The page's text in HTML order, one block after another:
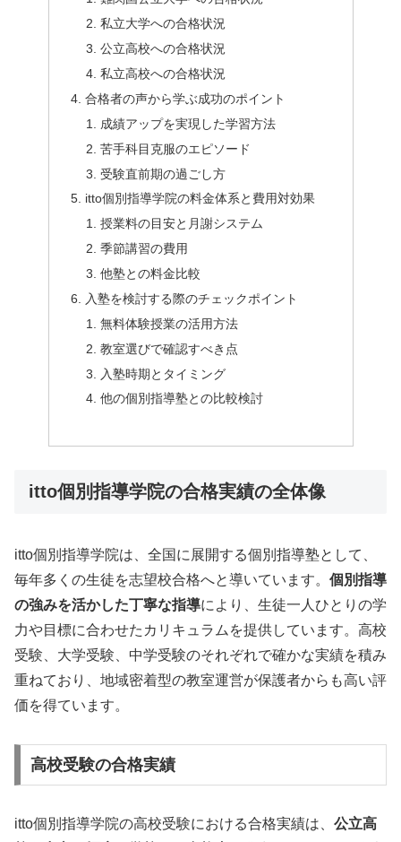
私立大学への合格状況
公立高校への合格状況
私立高校への合格状況
合格者の声から学ぶ成功のポイント
成績アップを実現した学習方法
苦手科目克服のエピソード
受験直前期の過ごし方
itto個別指導学院の料金体系と費用対効果
授業料の目安と月謝システム
季節講習の費用
他塾との料金比較
入塾を検討する際のチェックポイント
無料体験授業の活用方法
教室選びで確認すべき点
入塾時期とタイミング
他の個別指導塾との比較検討
itto個別指導学院の合格実績の全体像
itto個別指導学院は、全国に展開する個別指導塾として、
毎年多くの生徒を志望校合格へと導いています。 個別指導
の強みを活かした丁寧な指導により、生徒一人ひとりの学
力や目標に合わせたカリキュラムを提供しています。高校
受験、大学受験、中学受験のそれぞれで確かな実績を積み
重ねており、地域密着型の教室運営が保護者からも高い評
価を得ています。
高校受験の合格実績
itto個別指導学院の高校受験における合格実績は、 公立高